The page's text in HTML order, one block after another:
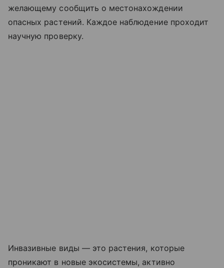
желающему сообщить о местонахождении
опасных растений. Каждое наблюдение проходит
научную проверку.
Инвазивные виды — это растения, которые
проникают в новые экосистемы, активно